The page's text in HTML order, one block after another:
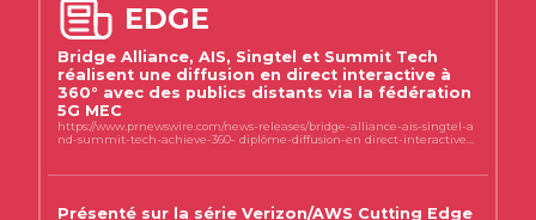
EDGE
Bridge Alliance, AIS, Singtel et Summit Tech
réalisent une diffusion en direct interactive à
360° avec des publics distants via la fédération
5G MEC
https://www.prnewswire.com/news-releases/bridge-alliance-ais-singtel-a
nd-summit-tech-achieve-360- diplôme-diffusion-en direct-interactive-
Présenté sur la série Verizon/AWS Cutting Edge